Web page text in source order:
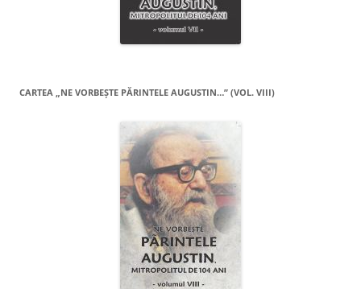
CARTEA „NE VORBEŞTE PĂRINTELE AUGUSTIN…” (VOL. VIII)